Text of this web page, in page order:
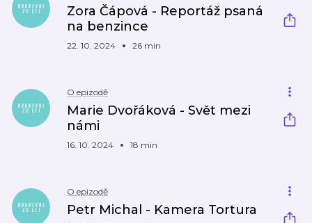
Zora Čápová - Reportáž psaná
na benzince
22. 10. 2024 26 min
O epizodě
Marie Dvořáková - Svět mezi
námi
16. 10. 2024 18 min
O epizodě
Petr Michal - Kamera Tortura